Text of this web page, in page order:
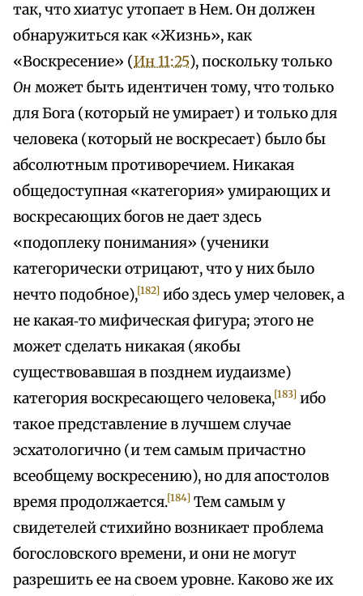
так, что хиатус утопает в Нем. Он должен
обнаружиться как «Жизнь», как
«Воскресение» (Ин 11:25), поскольку только
Он может быть идентичен тому, что только
для Бога (который не умирает) и только для
человека (который не воскресает) было бы
абсолютным противоречием. Никакая
общедоступная «категория» умирающих и
воскресающих богов не дает здесь
«подоплеку понимания» (ученики
категорически отрицают, что у них было
нечто подобное),[182] ибо здесь умер человек, а
не какая‑то мифическая фигура; этого не
может сделать никакая (якобы
существовавшая в позднем иудаизме)
категория воскресающего человека,[183] ибо
такое представление в лучшем случае
эсхатологично (и тем самым причастно
всеобщему воскресению), но для апостолов
время продолжается.[184] Тем самым у
свидетелей стихийно возникает проблема
богословского времени, и они не могут
разрешить ее на своем уровне. Каково же их